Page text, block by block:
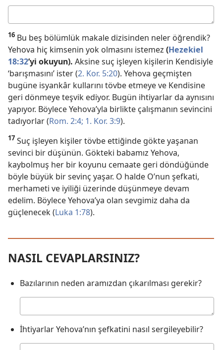
16 Bu beş bölümlük makale dizisinden neler öğrendik?
Yehova hiç kimsenin yok olmasını istemez (Hezekiel
18:32’yi okuyun). Aksine suç işleyen kişilerin Kendisiyle
‘barışmasını’ ister (2. Kor. 5:20). Yehova geçmişten
bugüne isyankâr kullarını tövbe etmeye ve Kendisine
geri dönmeye teşvik ediyor. Bugün ihtiyarlar da aynısını
yapıyor. Böylece Yehova’yla birlikte çalışmanın sevincini
tadıyorlar (Rom. 2:4; 1. Kor. 3:9).
17 Suç işleyen kişiler tövbe ettiğinde gökte yaşanan
sevinci bir düşünün. Gökteki babamız Yehova,
kaybolmuş her bir koyunu cemaate geri döndüğünde
böyle büyük bir sevinç yaşar. O halde O’nun şefkati,
merhameti ve iyiliği üzerinde düşünmeye devam
edelim. Böylece Yehova’ya olan sevgimiz daha da
güçlenecek (Luka 1:78).
NASIL CEVAPLARSINIZ?
Bazılarının neden aramızdan çıkarılması gerekir?
İhtiyarlar Yehova’nın şefkatini nasıl sergileyebilir?